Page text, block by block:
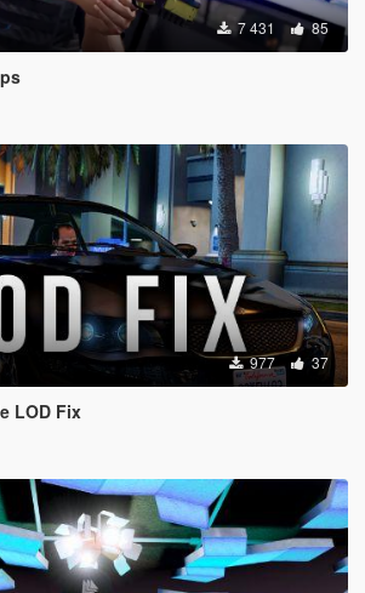
7 431 85
977 37
LOD Fix